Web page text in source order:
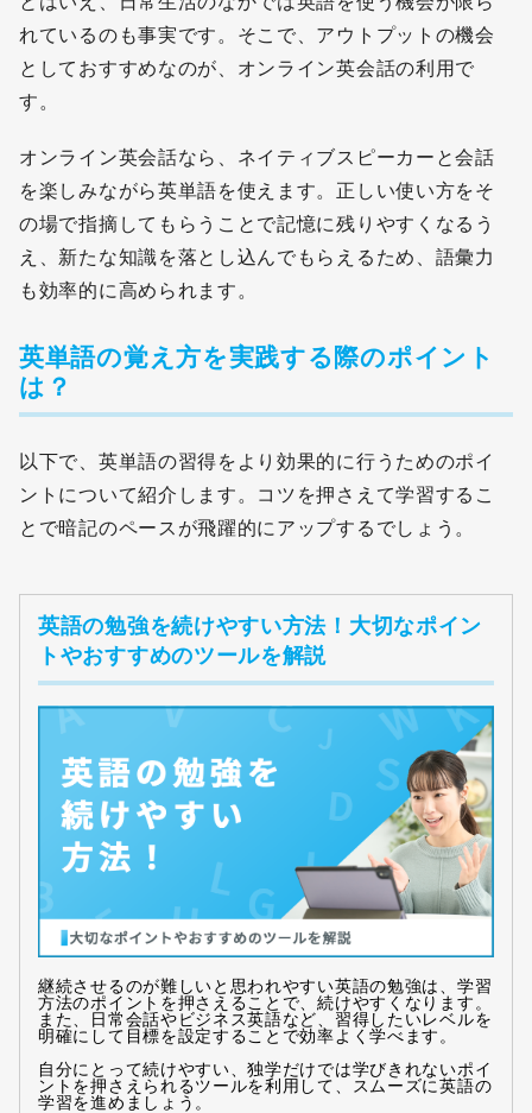
れているのも事実です。そこで、アウトプットの機会
としておすすめなのが、オンライン英会話の利用で
す。
オンライン英会話なら、ネイティブスピーカーと会話
を楽しみながら英単語を使えます。正しい使い方をそ
の場で指摘してもらうことで記憶に残りやすくなるう
え、新たな知識を落とし込んでもらえるため、語彙力
も効率的に高められます。
英単語の覚え方を実践する際のポイント
は？
以下で、英単語の習得をより効果的に行うためのポイ
ントについて紹介します。コツを押さえて学習するこ
とで暗記のペースが飛躍的にアップするでしょう。
英語の勉強を続けやすい方法！大切なポイン
トやおすすめのツールを解説
継続させるのが難しいと思われやすい英語の勉強は、学習
方法のポイントを押さえることで、続けやすくなります。
また、日常会話やビジネス英語など、習得したいレベルを
明確にして目標を設定することで効率よく学べます。
自分にとって続けやすい、独学だけでは学びきれないポイ
ントを押さえられるツールを利用して、スムーズに英語の
学習を進めましょう。